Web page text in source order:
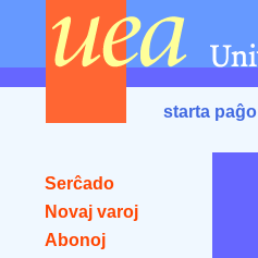
starta paĝo
Serĉado
Novaj varoj
Abonoj